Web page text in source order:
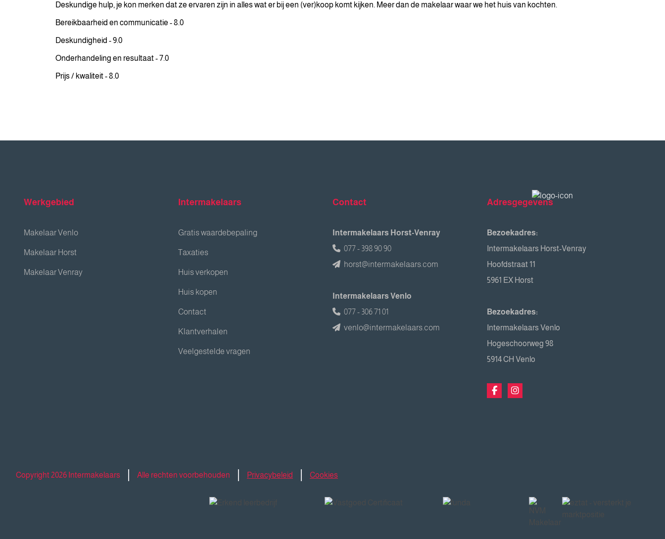
Deskundige hulp, je kon merken dat ze ervaren zijn in alles wat er bij een (ver)koop komt kijken. Meer dan de makelaar waar we het huis van kochten.
Bereikbaarheid en communicatie - 8.0
Deskundigheid - 9.0
Onderhandeling en resultaat - 7.0
Prijs / kwaliteit - 8.0
Werkgebied
Makelaar Venlo
Makelaar Horst
Makelaar Venray
Intermakelaars
Gratis waardebepaling
Taxaties
Huis verkopen
Huis kopen
Contact
Klantverhalen
Veelgestelde vragen
Contact
Intermakelaars Horst-Venray
077 - 398 90 90
horst@intermakelaars.com
Intermakelaars Venlo
077 - 306 71 01
venlo@intermakelaars.com
Adresgegevens
Bezoekadres:
Intermakelaars Horst-Venray
Hoofdstraat 11
5961 EX Horst
Bezoekadres:
Intermakelaars Venlo
Hogeschoorweg 98
5914 CH Venlo
Copyright 2026 Intermakelaars Alle rechten voorbehouden Privacybeleid Cookies